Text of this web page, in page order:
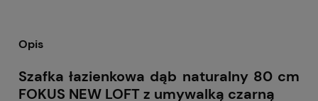
Opis
Szafka łazienkowa dąb naturalny 80 cm
FOKUS NEW LOFT z umywalką czarną